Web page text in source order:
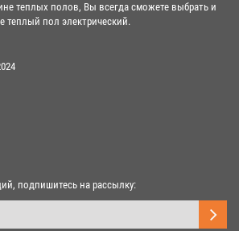
теплых полов, Вы всегда сможете выбрать и
теплый пол электрический.
подпишитесь на рассылку: